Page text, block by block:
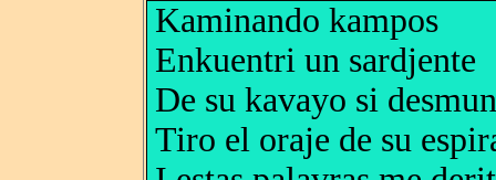
Kaminando kampos
Enkuentri un sardjente
De su kavayo si
Tiro el oraje de su